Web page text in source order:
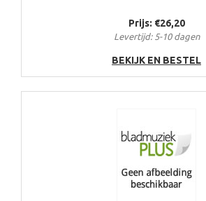
Prijs: €26,20
Levertijd: 5-10 dagen
BEKIJK EN BESTEL